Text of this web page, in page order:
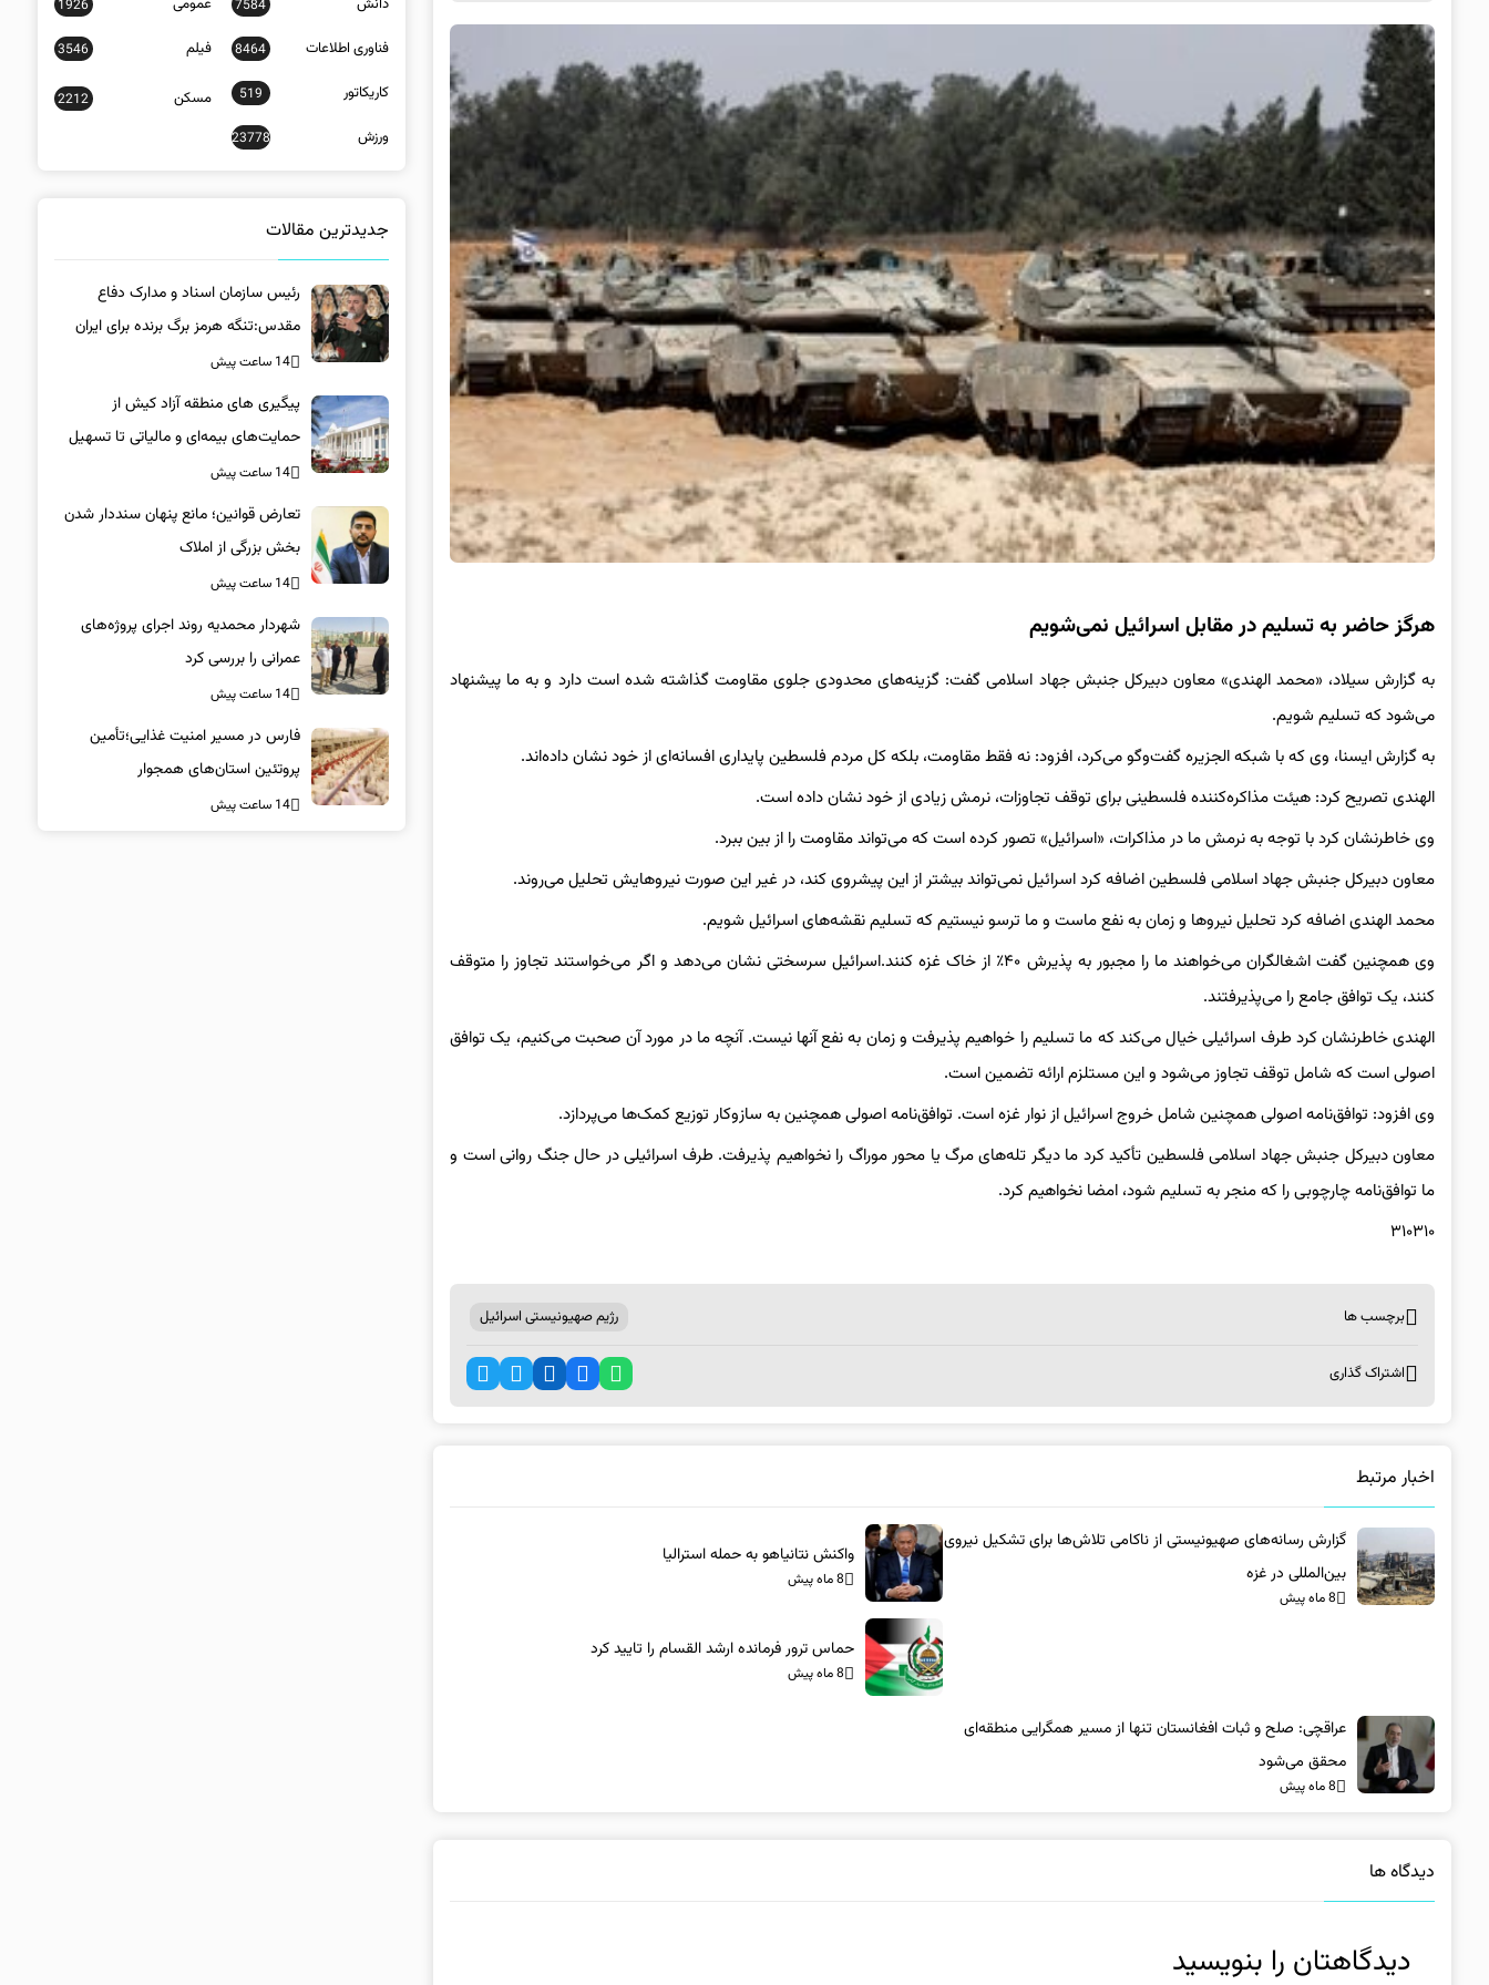
هرگز حاضر به تسلیم در مقابل اسرائیل نمی‌شویم
به گزارش سیلاد، «محمد الهندی» معاون دبیرکل جنبش جهاد اسلامی گفت: گزینه‌های محدودی جلوی مقاومت گذاشته شده است دارد و به ما پیشنهاد
می‌شود که تسلیم شویم.
به گزارش ایسنا، وی که با شبکه الجزیره گفت‌وگو می‌کرد، افزود: نه فقط مقاومت، بلکه کل مردم فلسطین پایداری افسانه‌ای از خود نشان داده‌اند.
الهندی تصریح کرد: هیئت مذاکره‌کننده فلسطینی برای توقف تجاوزات، نرمش زیادی از خود نشان داده است.
وی خاطرنشان کرد با توجه به نرمش ما در مذاکرات، «اسرائیل» تصور کرده است که می‌تواند مقاومت را از بین ببرد.
معاون دبیرکل جنبش جهاد اسلامی فلسطین اضافه کرد اسرائیل نمی‌تواند بیشتر از این پیشروی کند، در غیر این صورت نیروهایش تحلیل می‌روند.
محمد الهندی اضافه کرد تحلیل نیروها و زمان به نفع ماست و ما ترسو نیستیم که تسلیم نقشه‌های اسرائیل شویم.
وی همچنین گفت اشغالگران می‌خواهند ما را مجبور به پذیرش ۴۰٪ از خاک غزه کنند.اسرائیل سرسختی نشان می‌دهد و اگر می‌خواستند تجاوز را متوقف
کنند، یک توافق جامع را می‌پذیرفتند.
الهندی خاطرنشان کرد طرف اسرائیلی خیال می‌کند که ما تسلیم را خواهیم پذیرفت و زمان به نفع آنها نیست. آنچه ما در مورد آن صحبت می‌کنیم، یک توافق
اصولی است که شامل توقف تجاوز می‌شود و این مستلزم ارائه تضمین است.
وی افزود: توافق‌نامه اصولی همچنین شامل خروج اسرائیل از نوار غزه است. توافق‌نامه اصولی همچنین به سازوکار توزیع کمک‌ها می‌پردازد.
معاون دبیرکل جنبش جهاد اسلامی فلسطین تأکید کرد ما دیگر تله‌های مرگ یا محور موراگ را نخواهیم پذیرفت. طرف اسرائیلی در حال جنگ روانی است و
ما توافق‌نامه چارچوبی را که منجر به تسلیم شود، امضا نخواهیم کرد.
۳۱۰۳۱۰
برچسب ها رژیم صهیونیستی اسرائیل
اشتراک گذاری
اخبار مرتبط
گزارش رسانه‌های صهیونیستی از ناکامی تلاش‌ها برای تشکیل نیروی
بین‌المللی در غزه
8 ماه پیش
واکنش نتانیاهو به حمله استرالیا
8 ماه پیش
حماس ترور فرمانده ارشد القسام را تایید کرد
8 ماه پیش
عراقچی: صلح و ثبات افغانستان تنها از مسیر همگرایی منطقه‌ای
محقق می‌شود
8 ماه پیش
دیدگاه ها
دیدگاهتان را بنویسید
7584
1926
فناوری اطلاعات 8464 فیلم 3546
کاریکاتور 519 مسکن 2212
ورزش 23778
جدیدترین مقالات
رئیس سازمان اسناد و مدارک دفاع
مقدس:تنگه هرمز برگ برنده برای ایران
است
14 ساعت پیش
پیگیری های منطقه آزاد کیش از
حمایت‌های بیمه‌ای و مالیاتی تا تسهیل
خروج کالا
14 ساعت پیش
تعارض قوانین؛ مانع پنهان سنددار شدن
بخش بزرگی از املاک
14 ساعت پیش
شهردار محمدیه روند اجرای پروژه‌های
عمرانی را بررسی کرد
14 ساعت پیش
فارس در مسیر امنیت غذایی؛تأمین‌
پروتئین استان‌های همجوار
14 ساعت پیش